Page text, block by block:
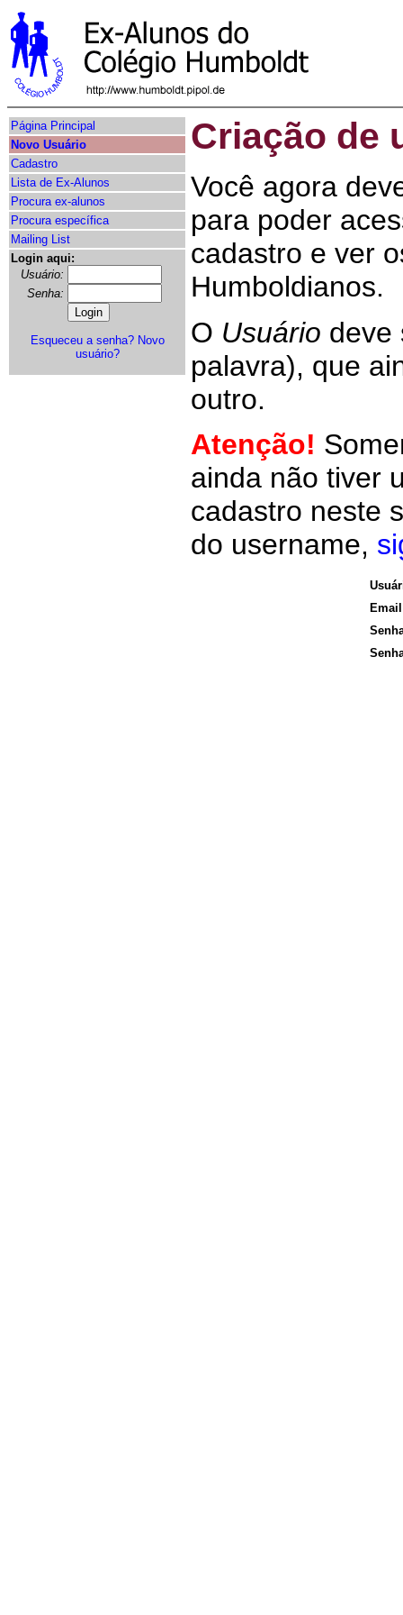
Página Principal
Novo Usuário
Cadastro
Lista de Ex-Alunos
Procura ex-alunos
Procura específica
Mailing List
Login aqui:
Usuário:
Senha:
Esqueceu a senha? Novo
usuário?
Criação de
Você agora
para poder
cadastro e ver
Humboldianos.
O Usuário deve
palavra), que
outro.
Atenção!
ainda não tiver
cadastro neste
do username,
Email